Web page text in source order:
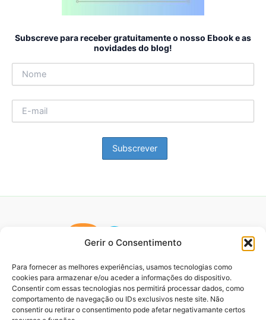
Gerir o Consentimento
Para fornecer as melhores experiências, usamos tecnologias como
cookies para armazenar e/ou aceder a informações do dispositivo.
Consentir com essas tecnologias nos permitirá processar dados, como
comportamento de navegação ou IDs exclusivos neste site. Não
consentir ou retirar o consentimento pode afetar negativamante certos
Subscreve para receber gratuitamente o nosso Ebook e as
novidades do blog!